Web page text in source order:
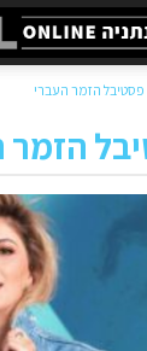
פסטיבל הזמר העברי
הזמר